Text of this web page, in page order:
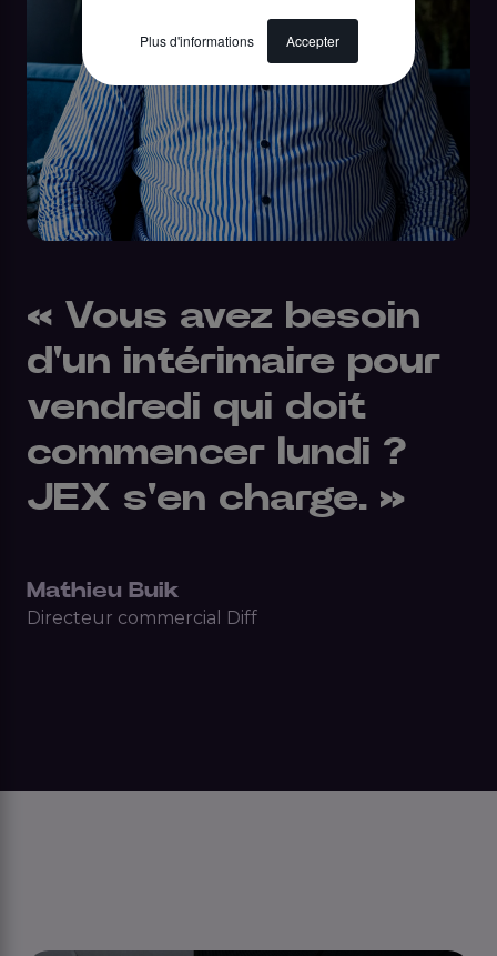
Plus d'informations Accepter
« Vous avez besoin
d'un intérimaire pour
vendredi qui doit
commencer lundi ?
JEX s'en charge. »
Mathieu Buik
Directeur commercial Diff